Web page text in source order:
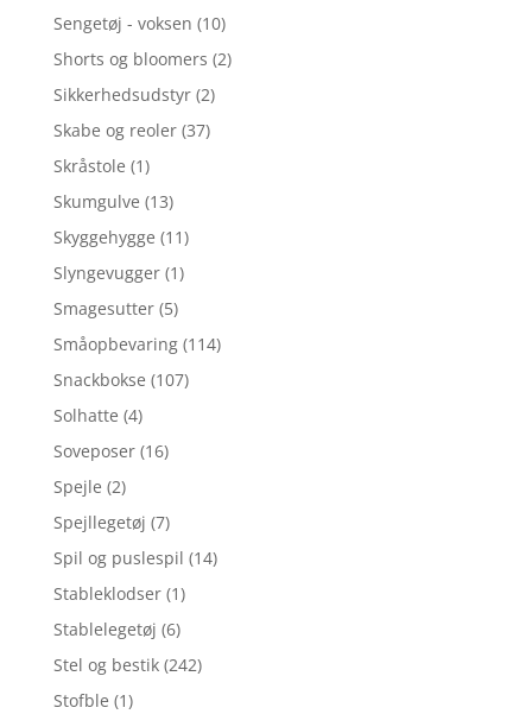
Sengetøj - voksen (10)
Shorts og bloomers (2)
Sikkerhedsudstyr (2)
Skabe og reoler (37)
Skråstole (1)
Skumgulve (13)
Skyggehygge (11)
Slyngevugger (1)
Smagesutter (5)
Småopbevaring (114)
Snackbokse (107)
Solhatte (4)
Soveposer (16)
Spejle (2)
Spejllegetøj (7)
Spil og puslespil (14)
Stableklodser (1)
Stablelegetøj (6)
Stel og bestik (242)
Stofble (1)